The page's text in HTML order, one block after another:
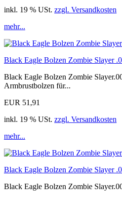
inkl. 19 % USt. zzgl. Versandkosten
mehr...
Black Eagle Bolzen Zombie Slayer
Black Eagle Bolzen Zombie
Armbrustbolzen für...
EUR 51,91
inkl. 19 % USt. zzgl. Versandkosten
mehr...
Black Eagle Bolzen Zombie Slayer
Black Eagle Bolzen Zombie